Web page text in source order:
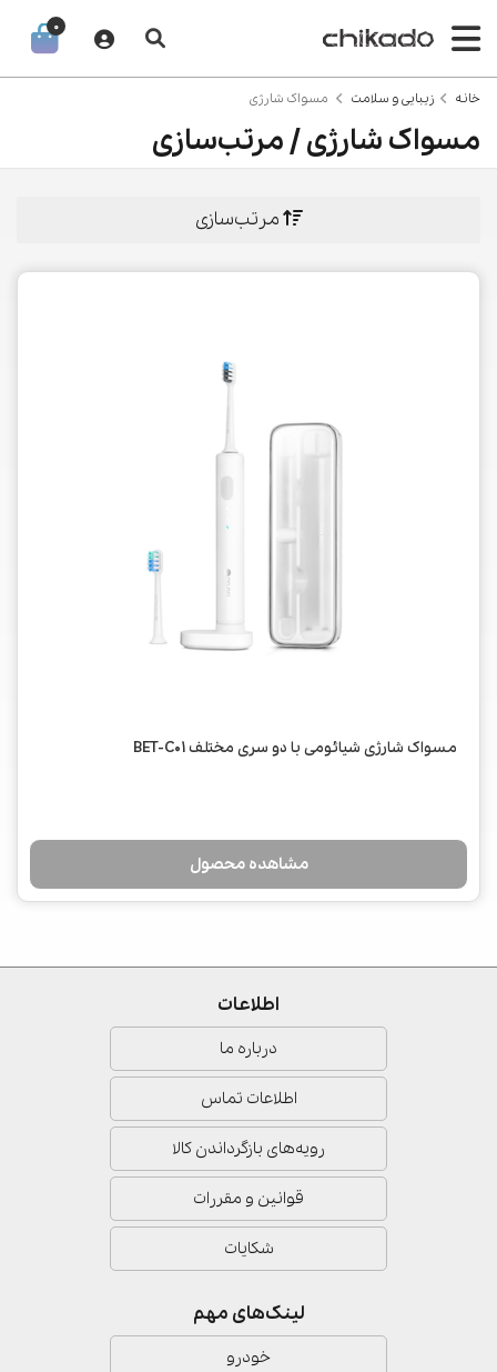
0
خانه زیبایی و سلامت مسواک شارژی
مسواک شارژی / مرتب‌سازی
مرتب‌سازی
مسواک شارژی شیائومی با دو سری مختلف BET-C01
مشاهده محصول
اطلاعات
درباره ما
اطلاعات تماس
رویه‌های بازگرداندن کالا
قوانین و مقررات
شکایات
لینک‌های مهم
خودرو